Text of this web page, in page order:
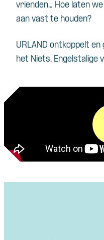
vrienden… Hoe laten
aan vast te houden?
URLAND ontkoppelt
het Niets. Engelstalige